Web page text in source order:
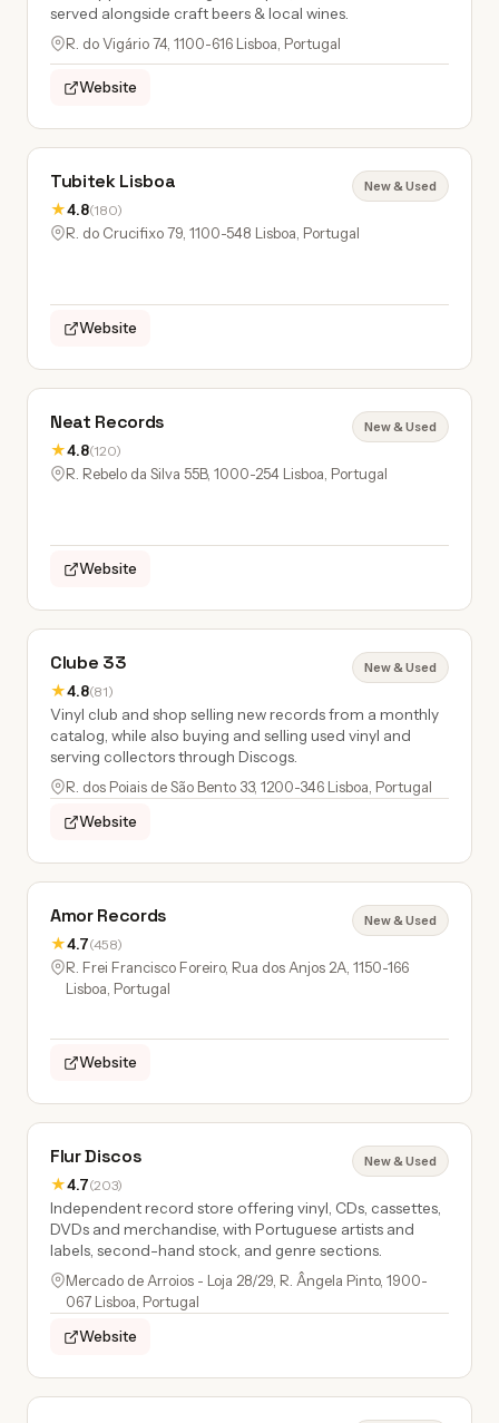
served alongside craft beers & local wines.
R. do Vigário 74, 1100-616 Lisboa, Portugal
Website
Tubitek Lisboa
★4.8(180)
New & Used
R. do Crucifixo 79, 1100-548 Lisboa, Portugal
Website
Neat Records
★4.8(120)
New & Used
R. Rebelo da Silva 55B, 1000-254 Lisboa, Portugal
Website
Clube 33
★4.8(81)
New & Used
Vinyl club and shop selling new records from a monthly
catalog, while also buying and selling used vinyl and
serving collectors through Discogs.
R. dos Poiais de São Bento 33, 1200-346 Lisboa, Portugal
Website
Amor Records
★4.7(458)
New & Used
R. Frei Francisco Foreiro, Rua dos Anjos 2A, 1150-166
Lisboa, Portugal
Website
Flur Discos
★4.7(203)
New & Used
Independent record store offering vinyl, CDs, cassettes,
DVDs and merchandise, with Portuguese artists and
labels, second-hand stock, and genre sections.
Mercado de Arroios - Loja 28/29, R. Ângela Pinto, 1900-
067 Lisboa, Portugal
Website